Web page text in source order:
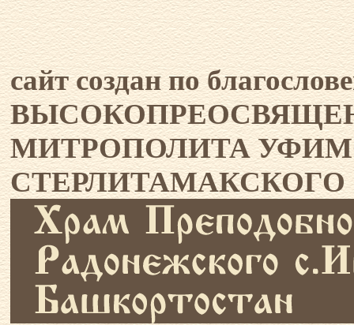
сайт создан по
МИТРОПОЛИТА
СТЕРЛИТАМАКСКОГО